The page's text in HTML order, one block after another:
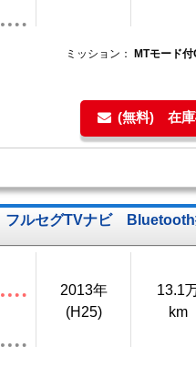
ミッション： MTモード
(無料) 在庫
ルセグTVナビ
2013年
(H25)
13.1
km